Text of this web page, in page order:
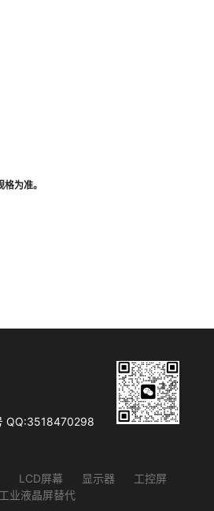
格为准。
QQ:3518470298
LCD屏幕 显示器
工控屏
业液晶屏替代